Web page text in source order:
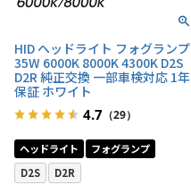
HID ヘッドライト フォグランプ
35W 6000K 8000K 4300K D2S
D2R 純正交換 一部車検対応 1年
保証 ホワイト
4.7 （29）
ヘッドライト
フォグランプ
D2S
D2R